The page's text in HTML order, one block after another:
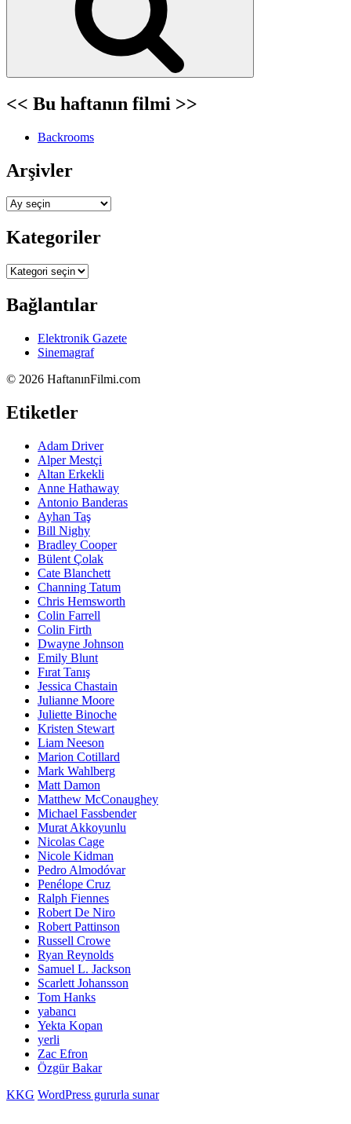
<< Bu haftanın filmi >>
Backrooms
Arşivler
Arşivler
Kategoriler
Kategoriler
Bağlantılar
Elektronik Gazete
Sinemagraf
© 2026 HaftanınFilmi.com
Etiketler
Adam Driver
Alper Mestçi
Altan Erkekli
Anne Hathaway
Antonio Banderas
Ayhan Taş
Bill Nighy
Bradley Cooper
Bülent Çolak
Cate Blanchett
Channing Tatum
Chris Hemsworth
Colin Farrell
Colin Firth
Dwayne Johnson
Emily Blunt
Fırat Tanış
Jessica Chastain
Julianne Moore
Juliette Binoche
Kristen Stewart
Liam Neeson
Marion Cotillard
Mark Wahlberg
Matt Damon
Matthew McConaughey
Michael Fassbender
Murat Akkoyunlu
Nicolas Cage
Nicole Kidman
Pedro Almodóvar
Penélope Cruz
Ralph Fiennes
Robert De Niro
Robert Pattinson
Russell Crowe
Ryan Reynolds
Samuel L. Jackson
Scarlett Johansson
Tom Hanks
yabancı
Yekta Kopan
yerli
Zac Efron
Özgür Bakar
KKG WordPress gururla sunar